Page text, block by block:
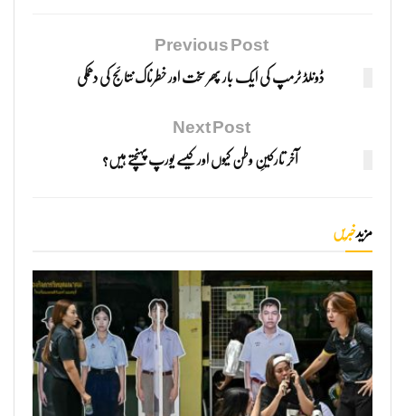
Previous Post
ڈونلڈ ٹرمپ کی ایک بار پھر سخت اور خطرناک نتائج کی دھمکی
Next Post
آخر تارکینِ وطن کیوں اور کیسے یورپ پہنچتے ہیں؟
مزیدخبریں